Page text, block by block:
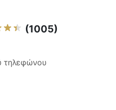
(1005)
τηλεφώνου